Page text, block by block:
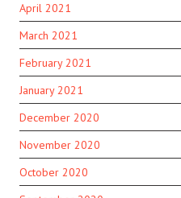
April 2021
March 2021
February 2021
January 2021
December 2020
November 2020
October 2020